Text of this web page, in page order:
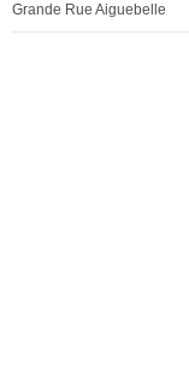
Grande Rue Aiguebelle